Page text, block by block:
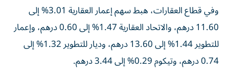
وفي قطاع العقارات، هبط سهم إعمار العقارية 3.01% إلى
11.60 درهم، والاتحاد العقارية 1.47% إلى 0.60 درهم، وإعمار
للتطوير 1.44% إلى 13.60 درهم، وديار للتطوير 1.32% إلى
0.74 درهم، وتيكوم 0.29% إلى 3.44 درهم.